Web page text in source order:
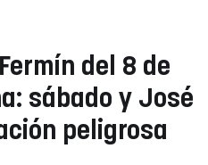
del 8 de
sábado y José
peligrosa